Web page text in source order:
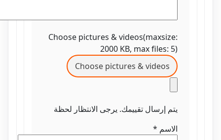
Choose pictures & videos(maxsize:
2000 KB, max files: 5)
Choose pictures & videos
يتم إرسال تقييمك. يرجى الانتظار لحظة